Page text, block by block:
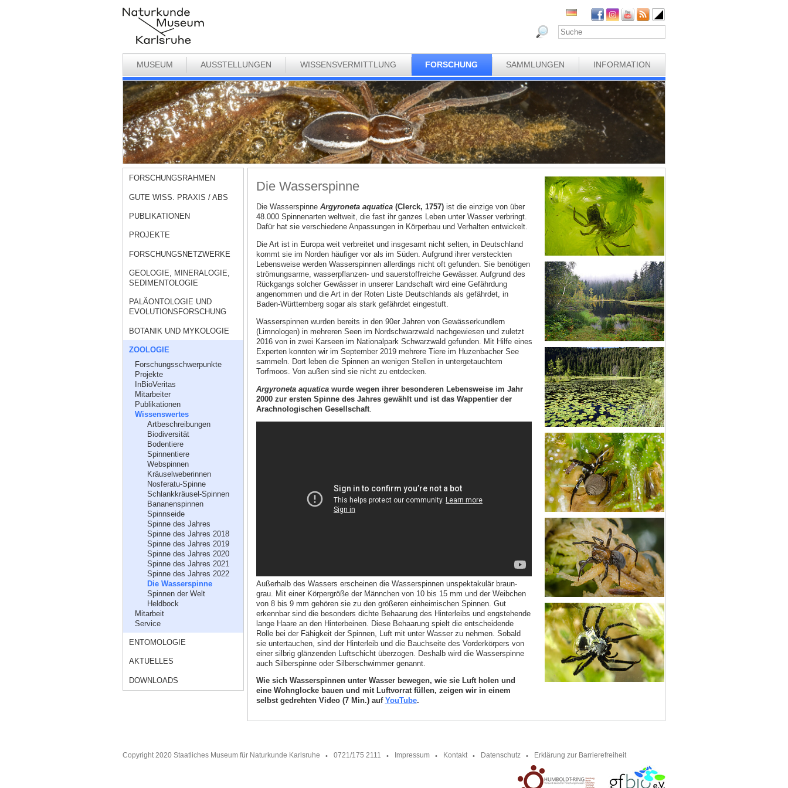
MUSEUM AUSSTELLUNGEN WISSENSVERMITTLUNG FORSCHUNG SAMMLUNGEN INFORMATION
FORSCHUNGSRAHMEN
GUTE WISS. PRAXIS / ABS
PUBLIKATIONEN
PROJEKTE
FORSCHUNGSNETZWERKE
GEOLOGIE, MINERALOGIE,
SEDIMENTOLOGIE
PALÄONTOLOGIE UND
EVOLUTIONSFORSCHUNG
BOTANIK UND MYKOLOGIE
ZOOLOGIE
Forschungsschwerpunkte
Projekte
InBioVeritas
Mitarbeiter
Publikationen
Wissenswertes
Artbeschreibungen
Biodiversität
Bodentiere
Spinnentiere
Webspinnen
Kräuselweberinnen
Nosferatu-Spinne
Schlankkräusel-Spinnen
Bananenspinnen
Spinnseide
Spinne des Jahres
Spinne des Jahres 2018
Spinne des Jahres 2019
Spinne des Jahres 2020
Spinne des Jahres 2021
Spinne des Jahres 2022
Die Wasserspinne
Spinnen der Welt
Heldbock
Mitarbeit
Service
ENTOMOLOGIE
AKTUELLES
DOWNLOADS
Die Wasserspinne
Die Wasserspinne Argyroneta aquatica(Clerck, 1757)ist die einzige von über
48.000 Spinnenarten weltweit, die fast ihr ganzes Leben unter Wasser verbringt.
Dafür hat sie verschiedene Anpassungen in Körperbau und Verhalten entwickelt.
Die Art ist in Europa weit verbreitet und insgesamt nicht selten, in Deutschland
kommt sie im Norden häufiger vor als im Süden. Aufgrund ihrer versteckten
Lebensweise werden Wasserspinnen allerdings nicht oft gefunden. Sie benötigen
strömungsarme, wasserpflanzen- und sauerstoffreiche Gewässer. Aufgrund des
Rückgangs solcher Gewässer in unserer Landschaft wird eine Gefährdung
angenommen und die Art in der Roten Liste Deutschlands als gefährdet, in
Baden-Württemberg sogar als stark gefährdet eingestuft.
Wasserspinnen wurden bereits in den 90er Jahren von Gewässerkundlern
(Limnologen) in mehreren Seen im Nordschwarzwald nachgewiesen und zuletzt
2016 von in zwei Karseen im Nationalpark Schwarzwald gefunden. Mit Hilfe eines
Experten konnten wir im September 2019 mehrere Tiere im Huzenbacher See
sammeln. Dort leben die Spinnen an wenigen Stellen in untergetauchtem
Torfmoos. Von außen sind sie nicht zu entdecken.
Argyroneta aquaticawurde wegen ihrer besonderen Lebensweise im Jahr
2000 zur ersten Spinne des Jahres gewählt und ist das Wappentier der
Arachnologischen Gesellschaft.
Außerhalb des Wassers erscheinen die Wasserspinnen unspektakulär braun-
grau. Mit einer Körpergröße der Männchen von 10 bis 15 mm und der Weibchen
von 8 bis 9 mm gehören sie zu den größeren einheimischen Spinnen. Gut
erkennbar sind die besonders dichte Behaarung des Hinterleibs und engstehende
lange Haare an den Hinterbeinen. Diese Behaarung spielt die entscheidende
Rolle bei der Fähigkeit der Spinnen, Luft mit unter Wasser zu nehmen. Sobald
sie untertauchen, sind der Hinterleib und die Bauchseite des Vorderkörpers von
einer silbrig glänzenden Luftschicht überzogen. Deshalb wird die Wasserspinne
auch Silberspinne oder Silberschwimmer genannt.
Wie sich Wasserspinnen unter Wasser bewegen, wie sie Luft holen und
eine Wohnglocke bauen und mit Luftvorrat füllen, zeigen wir in einem
selbst gedrehten Video (7 Min.) auf YouTube.
Copyright 2020 Staatliches Museum für Naturkunde Karlsruhe 0721/175 2111 Impressum Kontakt Datenschutz Erklärung zur Barrierefreiheit